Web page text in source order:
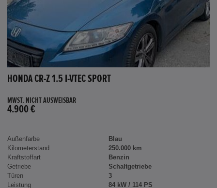
HONDA CR-Z 1.5 I-VTEC SPORT
MWST. NICHT AUSWEISBAR
4.900 €
Außenfarbe
Blau
Kilometerstand
250.000 km
Kraftstoffart
Benzin
Getriebe
Schaltgetriebe
Türen
3
Leistung
84 kW / 114 PS